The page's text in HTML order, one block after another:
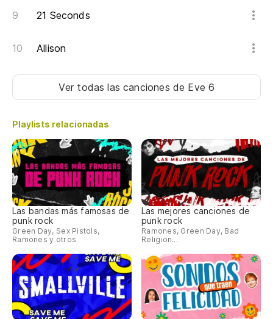
21 Seconds
Allison
Ver todas las canciones de Eve 6
Playlists relacionadas
Las bandas más famosas de
punk rock
Green Day, Sex Pistols,
Ramones y otros
Las mejores canciones de
punk rock
Ramones, Green Day, Bad
Religion...